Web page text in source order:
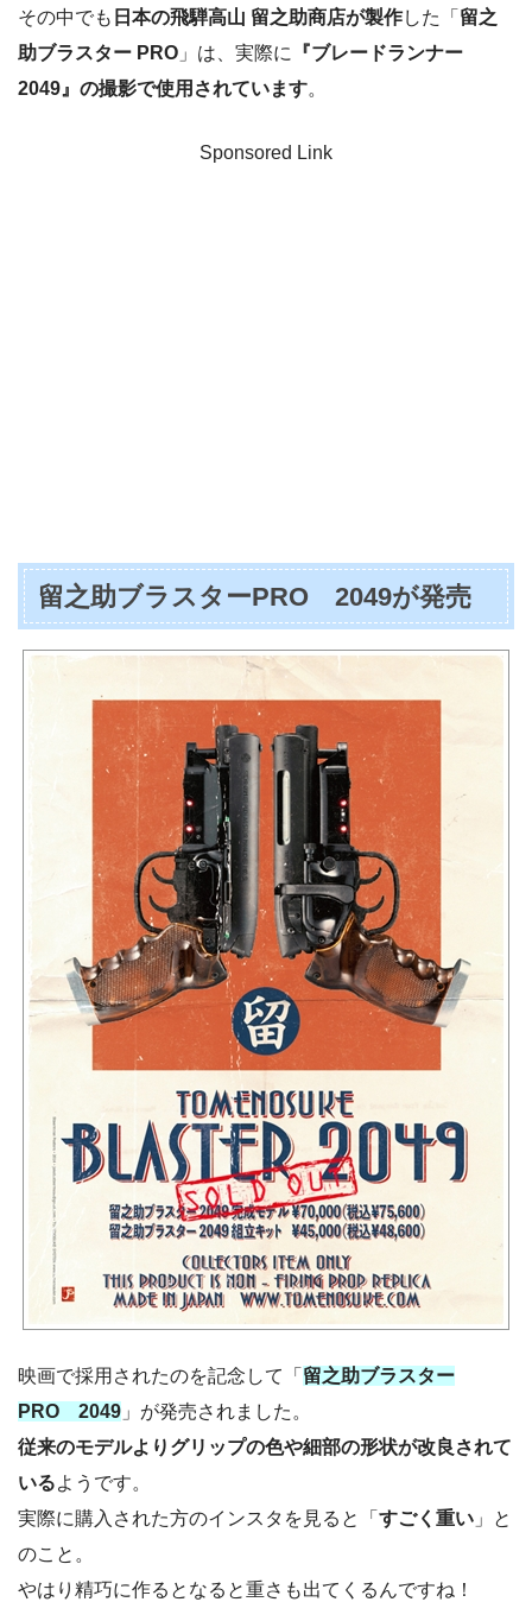
その中でも 日本の飛騨高山 留之助商店が製作した「 留之
助ブラスター PRO 」は、実際に
『ブレードランナー
2049』の撮影で使用されています。
Sponsored Link
留之助ブラスターPRO 2049が発売
映画で採用されたのを記念して「 留之助ブラスター
PRO 2049 」が発売されました。
従来のモデルよりグリップの色や細部の形状が改良されて
いるようです。
実際に購入された方のインスタを見ると「 すごく重い 」と
のこと。
やはり精巧に作るとなると重さも出てくるんですね！